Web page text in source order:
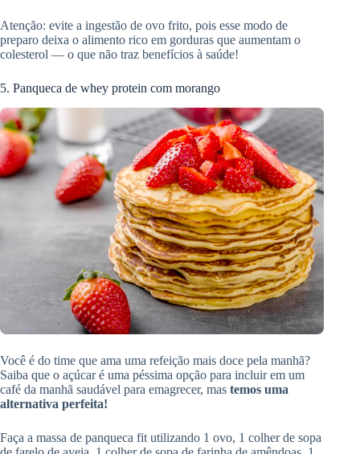
Atenção: evite a ingestão de ovo frito, pois esse modo de
preparo deixa o alimento rico em gorduras que aumentam o
colesterol — o que não traz benefícios à saúde!
5. Panqueca de whey protein com morango
Você é do time que ama uma refeição mais doce pela manhã?
Saiba que o açúcar é uma péssima opção para incluir em um
café da manhã saudável para emagrecer, mas temos uma
alternativa perfeita!
Faça a massa de panqueca fit utilizando 1 ovo, 1 colher de sopa